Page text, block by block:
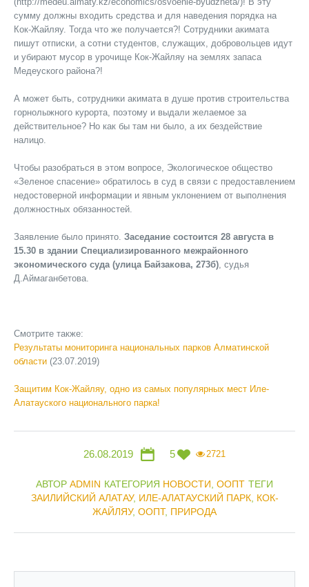
сумму должны входить средства и для наведения порядка на
Кок-Жайляу. Тогда что же получается?! Сотрудники акимата
пишут отписки, а сотни студентов, служащих, добровольцев идут
и убирают мусор в урочище Кок-Жайляу на землях запаса
Медеуского района?!
А может быть, сотрудники акимата в душе против строительства
горнолыжного курорта, поэтому и выдали желаемое за
действительное? Но как бы там ни было, а их бездействие
налицо.
Чтобы разобраться в этом вопросе, Экологическое общество
«Зеленое спасение» обратилось в суд в связи с предоставлением
недостоверной информации и явным уклонением от выполнения
должностных обязанностей.
Заявление было принято. Заседание состоится 28 августа в
15.30 в здании Специализированного межрайонного
экономического суда (улица Байзакова, 273б), судья
Д.Аймаганбетова.
Смотрите также:
Результаты мониторинга национальных парков Алматинской
области (23.07.2019)
Защитим Кок-Жайляу, одно из самых популярных мест Иле-
Алатауского национального парка!
26.08.2019 5 2721
АВТОР ADMIN КАТЕГОРИЯ НОВОСТИ ООПТ ТЕГИ
ЗАИЛИЙСКИЙ АЛАТАУ, ИЛЕ-АЛАТАУСКИЙ ПАРК, КОК-
ЖАЙЛЯУ, ООПТ, ПРИРОДА